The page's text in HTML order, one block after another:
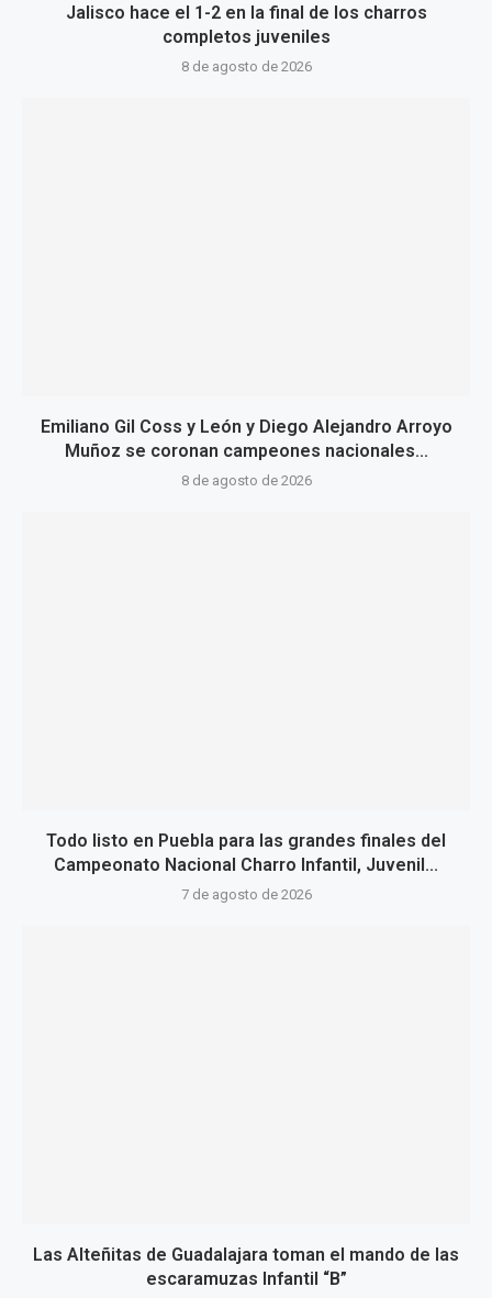
Jalisco hace el 1-2 en la final de los charros
completos juveniles
8 de agosto de 2026
Emiliano Gil Coss y León y Diego Alejandro Arroyo
Muñoz se coronan campeones nacionales...
8 de agosto de 2026
Todo listo en Puebla para las grandes finales del
Campeonato Nacional Charro Infantil, Juvenil...
7 de agosto de 2026
Las Alteñitas de Guadalajara toman el mando de las
escaramuzas Infantil “B”